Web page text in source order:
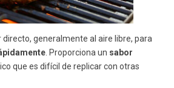
directo, generalmente al aire libre, para
. Proporciona un sabor
que es difícil de replicar con otras